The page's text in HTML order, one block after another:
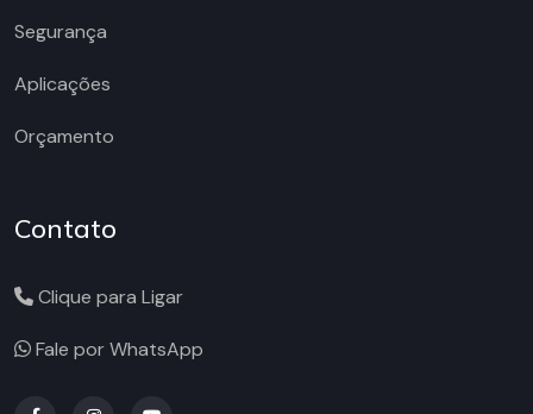
Segurança
Aplicações
Orçamento
Contato
Clique para Ligar
Fale por WhatsApp